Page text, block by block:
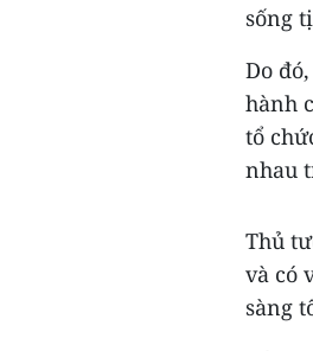
sống
Do
hành
tổ
nhau
Thủ
và có
sàng